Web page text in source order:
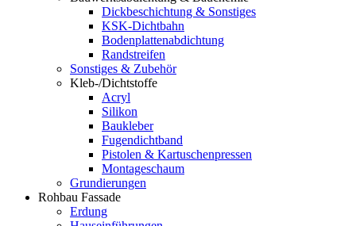
Dickbeschichtung & Sonstiges
KSK-Dichtbahn
Bodenplattenabdichtung
Randstreifen
Sonstiges & Zubehör
Kleb-/Dichtstoffe
Acryl
Silikon
Baukleber
Fugendichtband
Pistolen & Kartuschenpressen
Montageschaum
Grundierungen
Rohbau Fassade
Erdung